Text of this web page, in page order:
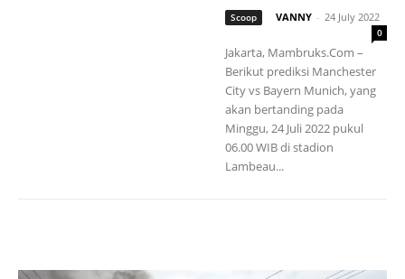
Scoop VANNY - 24 July 2022
0
Jakarta, Mambruks.Com –
Berikut prediksi Manchester
City vs Bayern Munich, yang
akan bertanding pada
Minggu, 24 Juli 2022 pukul
06.00 WIB di stadion
Lambeau...